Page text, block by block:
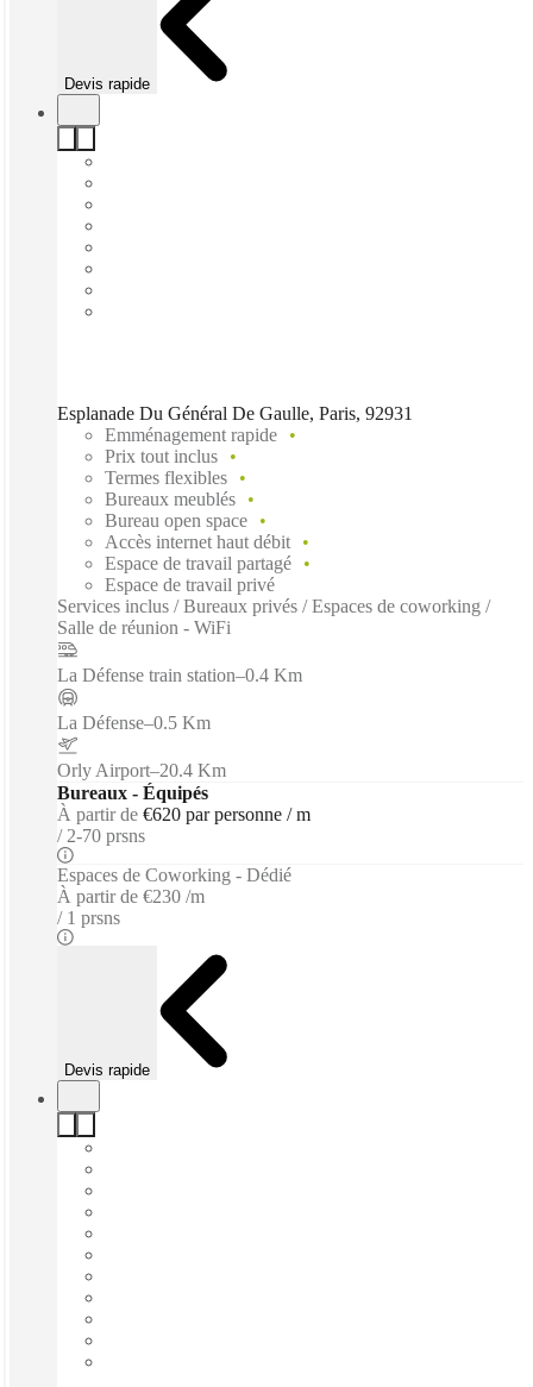
Devis rapide
Esplanade Du Général De Gaulle, Paris, 92931
Emménagement rapide
Prix tout inclus
Termes flexibles
Bureaux meublés
Bureau open space
Accès internet haut débit
Espace de travail partagé
Espace de travail privé
Services inclus / Bureaux privés / Espaces de coworking /
Salle de réunion - WiFi
La Défense train station–0.4 Km
La Défense–0.5 Km
Orly Airport–20.4 Km
Bureaux - Équipés
À partir de €620 par personne / m
2-70 prsns
Espaces de Coworking - Dédié
À partir de €230 /m
1 prsns
Devis rapide